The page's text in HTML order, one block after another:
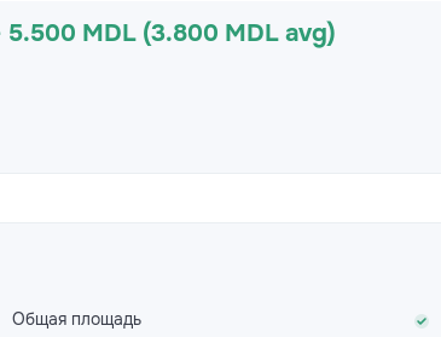
5.500 MDL (3.800 MDL avg)
Общая площадь